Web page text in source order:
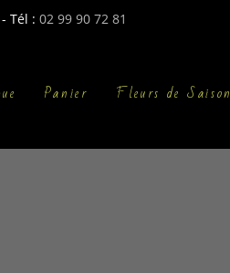
Tél : 02 99 90 72 81
Panier Fleurs de Saison